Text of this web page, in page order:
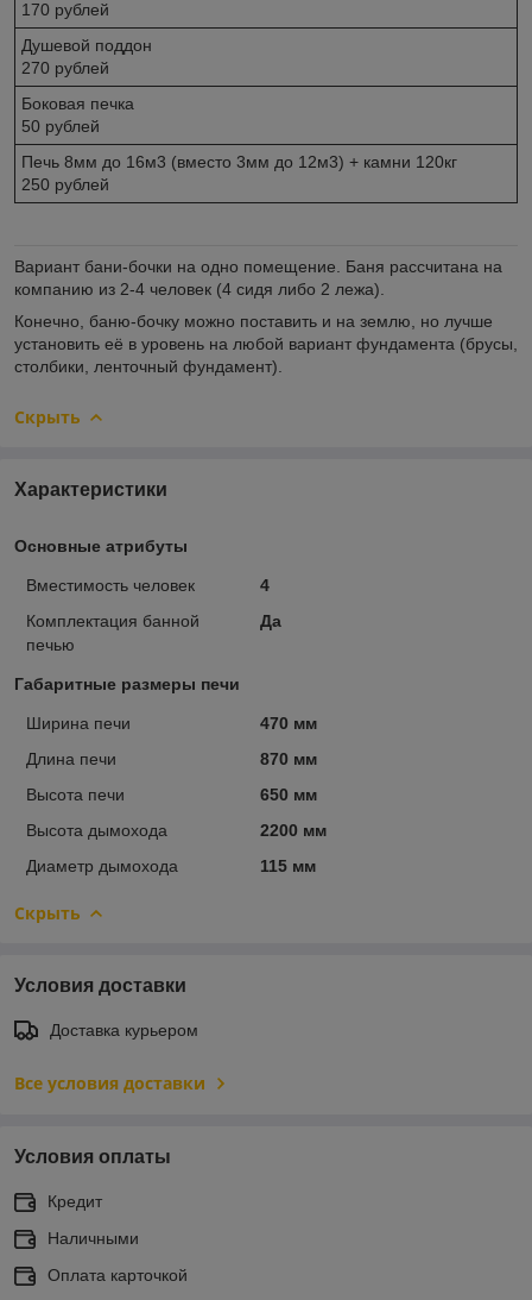
170 рублей
Душевой поддон
270 рублей
Боковая печка
50 рублей
Печь 8мм до 16м3 (вместо 3мм до 12м3) + камни 120кг
250 рублей
Вариант бани-бочки на одно помещение. Баня рассчитана на
компанию из 2-4 человек (4 сидя либо 2 лежа).
Конечно, баню-бочку можно поставить и на землю, но лучше
установить её в уровень на любой вариант фундамента (брусы,
столбики, ленточный фундамент).
Скрыть
Характеристики
Основные атрибуты
Вместимость человек
4
Комплектация банной
печью
Да
Габаритные размеры печи
Ширина печи
470 мм
Длина печи
870 мм
Высота печи
650 мм
Высота дымохода
2200 мм
Диаметр дымохода
115 мм
Скрыть
Условия доставки
Доставка курьером
Все условия доставки
Условия оплаты
Кредит
Наличными
Оплата карточкой